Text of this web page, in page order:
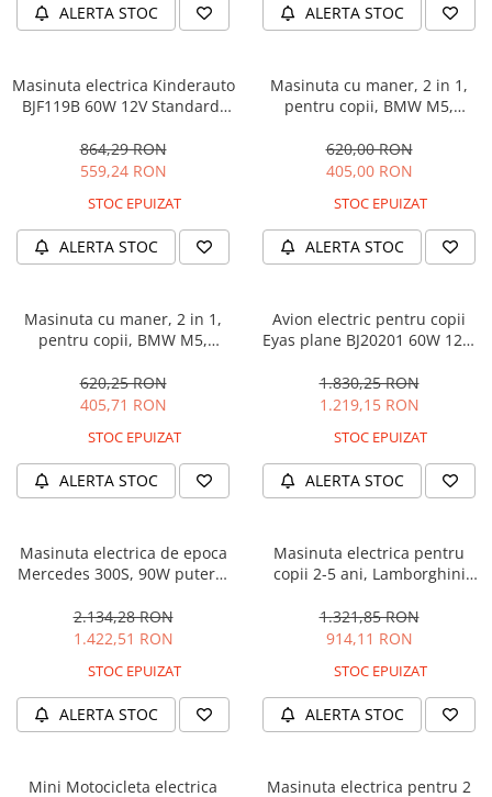
ALERTA STOC ALERTA STOC
Masinuta electrica Kinderauto
BJF119B 60W 12V Standard,
864,29 RON
559,24 RON
STOC EPUIZAT
ALERTA STOC
Masinuta cu maner, 2 in 1,
pentru copii, BMW M5,
620,00 RON
405,00 RON
STOC EPUIZAT
ALERTA STOC
Masinuta cu maner, 2 in 1,
pentru copii, BMW M5,
620,25 RON
405,71 RON
STOC EPUIZAT
ALERTA STOC
Avion electric pentru copii
Eyas plane BJ20201 60W 12V,
1.830,25 RON
1.219,15 RON
STOC EPUIZAT
ALERTA STOC
Masinuta electrica de epoca
Mercedes 300S, 90W putere,
2.134,28 RON
1.422,51 RON
STOC EPUIZAT
ALERTA STOC
Masinuta electrica pentru
copii 2-5 ani, Lamborghini
12V, galbena
1.321,85 RON
914,11 RON
STOC EPUIZAT
ALERTA STOC
Mini Motocicleta electrica
Masinuta electrica pentru 2